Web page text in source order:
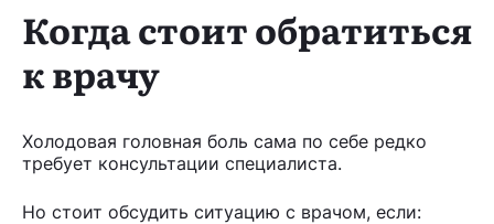
Когда стоит обратиться
к врачу
Холодовая головная боль сама по себе редко
требует консультации специалиста.
Но стоит обсудить ситуацию с врачом, если: